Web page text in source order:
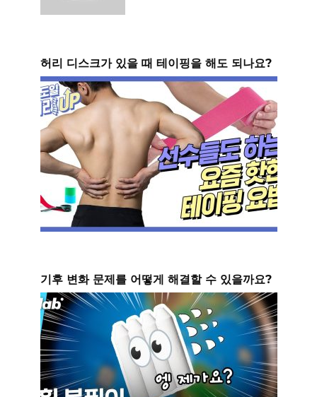
허리 디스크가 있을 때 테이핑을 해도 되나요?
기후 변화 문제를 어떻게 해결할 수 있을까요?